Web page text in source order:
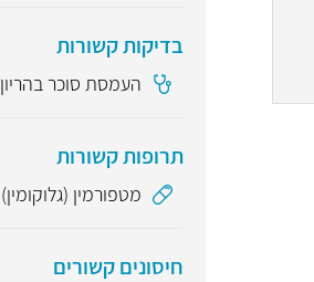
בדיקות קשורות
העמסת סוכר בהריון GCT
תרופות קשורות
מטפורמין (גלוקומין)
חיסונים קשורים